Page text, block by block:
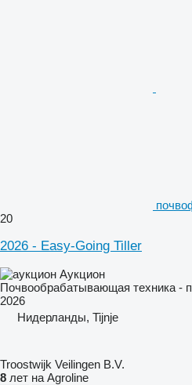
20
2026 - Easy-Going Tiller
Аукцион
Почвообрабатывающая техника -
2026
Нидерланды, Tijnje
Troostwijk Veilingen B.V.
8 лет на Agroline